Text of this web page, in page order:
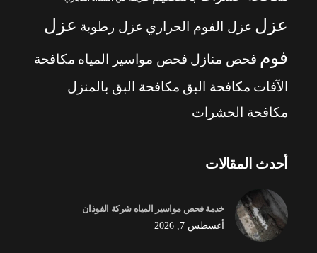
عزل عزل الفوم الحراري عزل رطوبة عزل
فوم فحص منازل فحص مواسير المياه مكافحة
الآفات مكافحة البق مكافحة البق بالمنزل
مكافحة الحشرات
أحدث المقالات
خدمة فحص مواسير المياه شركة الفوذان
أغسطس 7, 2026